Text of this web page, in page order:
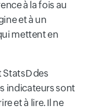
à la fois au
et à un
mettent en
des
indicateurs sont
et à lire. Il ne